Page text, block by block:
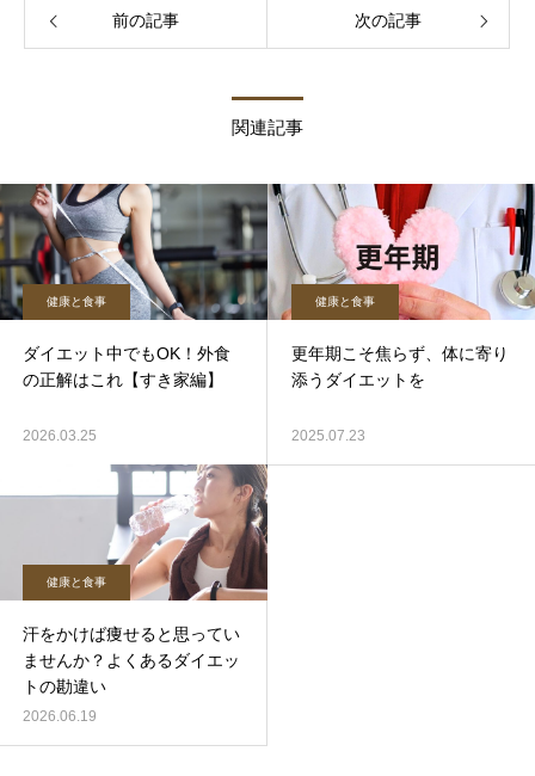
前の記事 次の記事
関連記事
健康と食事
ダイエット中でもOK！外食
の正解はこれ【すき家編】
2026.03.25
健康と食事
更年期こそ焦らず、体に寄り
添うダイエットを
2025.07.23
健康と食事
汗をかけば痩せると思ってい
ませんか？よくあるダイエッ
トの勘違い
2026.06.19